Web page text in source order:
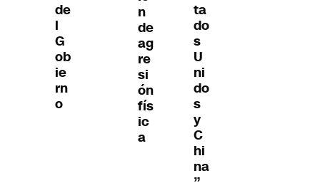
de
l
G
ob
ie
rn
o
n
de
ag
re
si
ón
fís
ic
a
ta
do
s
U
ni
do
s
y
C
hi
na
”